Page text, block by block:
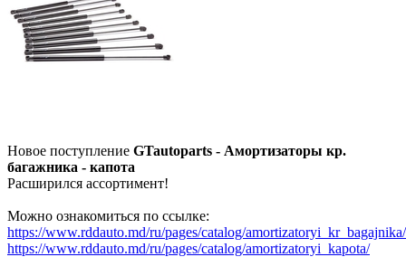
Новое поступление GTautoparts - Амортизаторы кр.
багажника - капота
Расширился ассортимент!
Можно ознакомиться по ссылке:
https://www.rddauto.md/ru/pages/catalog/amortizatoryi_kr_bagajnika/
https://www.rddauto.md/ru/pages/catalog/amortizatoryi_kapota/